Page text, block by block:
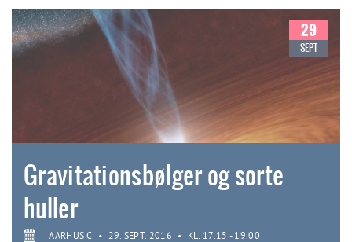
29
SEPT
Gravitationsbølger og sorte
huller
AARHUS C • 29. SEPT. 2016 • KL. 17.15 - 19.00